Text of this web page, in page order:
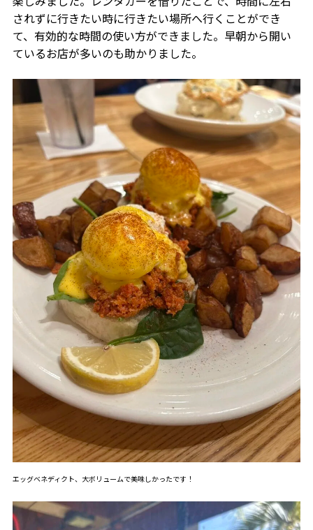
されずに行きたい時に行きたい場所へ行くことができ
て、有効的な時間の使い方ができました。早朝から開い
ているお店が多いのも助かりました。
エッグベネディクト、大ボリュームで美味しかったです！